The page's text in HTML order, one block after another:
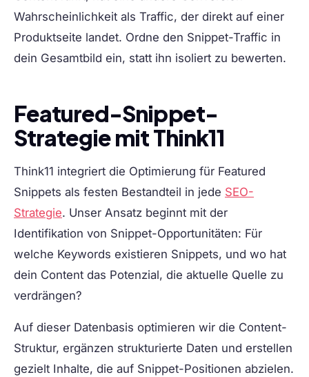
Wahrscheinlichkeit als Traffic, der direkt auf einer
Produktseite landet. Ordne den Snippet-Traffic in
dein Gesamtbild ein, statt ihn isoliert zu bewerten.
Featured-Snippet-
Strategie mit Think11
Think11 integriert die Optimierung für Featured
Snippets als festen Bestandteil in jede SEO-
Strategie. Unser Ansatz beginnt mit der
Identifikation von Snippet-Opportunitäten: Für
welche Keywords existieren Snippets, und wo hat
dein Content das Potenzial, die aktuelle Quelle zu
verdrängen?
Auf dieser Datenbasis optimieren wir die Content-
Struktur, ergänzen strukturierte Daten und erstellen
gezielt Inhalte, die auf Snippet-Positionen abzielen.